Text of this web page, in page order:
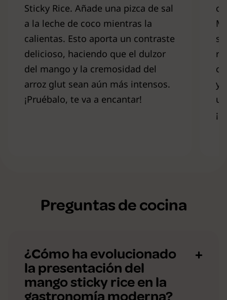
Sticky Rice. Añade una pizca de sal
a la leche de coco mientras la
calientas. Esto aporta un contraste
delicioso, haciendo que el dulzor
del mango y la cremosidad del
arroz glut sean aún más intensos.
¡Pruébalo, te va a encantar!
y
Preguntas de cocina
¿Cómo ha evolucionado
la presentación del
mango sticky rice en la
gastronomía moderna?